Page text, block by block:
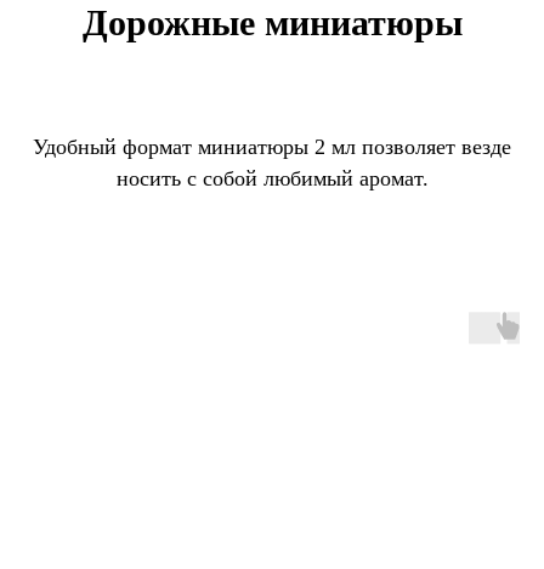
Дорожные миниатюры
Удобный формат миниатюры 2 мл позволяет везде
носить с собой любимый аромат.